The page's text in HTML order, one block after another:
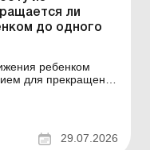
ли
до одного
ребенком
для прекращения
отпуск на
отцу двух детей от
29.07.2026